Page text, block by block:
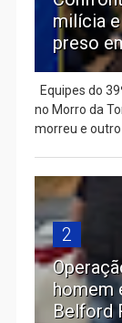
milícia
preso
Equipes do
no Morro da
morreu e outro
2
homem
Belford